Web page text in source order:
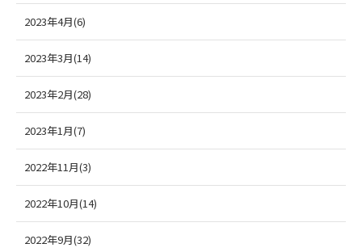
2023年4月(6)
2023年3月(14)
2023年2月(28)
2023年1月(7)
2022年11月(3)
2022年10月(14)
2022年9月(32)